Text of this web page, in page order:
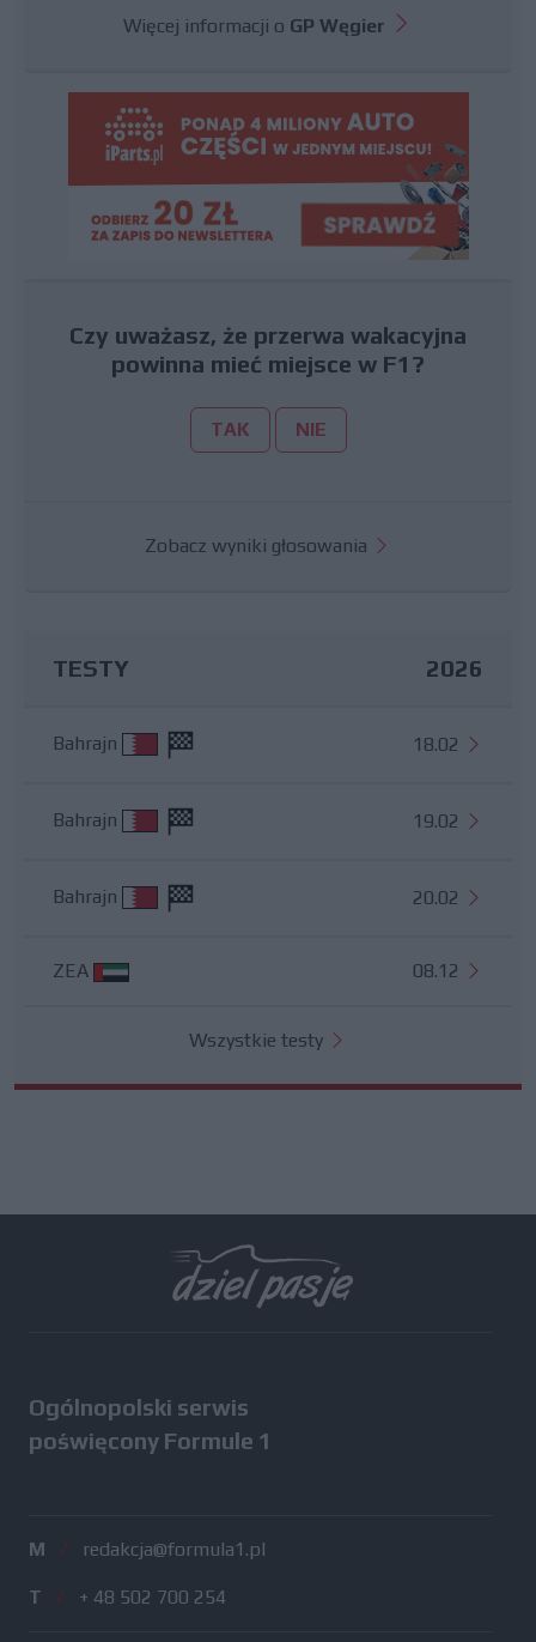
Więcej informacji o GP Węgier
Czy uważasz, że przerwa wakacyjna
powinna mieć miejsce w F1?
TAK NIE
Zobacz wyniki głosowania
TESTY 2026
Bahrajn 18.02
Bahrajn 19.02
Bahrajn 20.02
ZEA 08.12
Wszystkie testy
Ogólnopolski serwis
poświęcony Formule 1
M / redakcja@formula1.pl
T / + 48 502 700 254